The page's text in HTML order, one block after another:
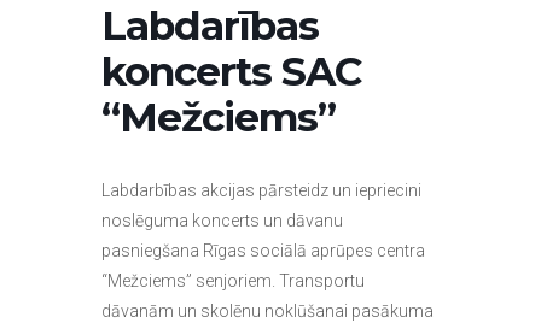
Labdarības
koncerts SAC
“Mežciems”
Labdarbības akcijas pārsteidz un iepriecini
noslēguma koncerts un dāvanu
pasniegšana Rīgas sociālā aprūpes centra
“Mežciems” senjoriem. Transportu
dāvanām un skolēnu noklūšanai pasākuma